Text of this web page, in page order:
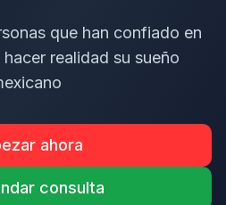
que han confiado en
realidad su sueño
ahora
consulta